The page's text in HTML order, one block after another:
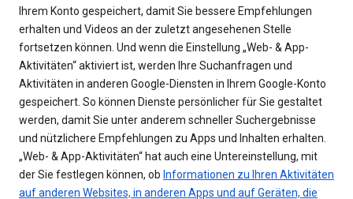
Ihrem Konto gespeichert, damit Sie bessere Empfehlungen
erhalten und Videos an der zuletzt angesehenen Stelle
fortsetzen können. Und wenn die Einstellung „Web- & App-
Aktivitäten“ aktiviert ist, werden Ihre Suchanfragen und
Aktivitäten in anderen Google-Diensten in Ihrem Google-Konto
gespeichert. So können Dienste persönlicher für Sie gestaltet
werden, damit Sie unter anderem schneller Suchergebnisse
und nützlichere Empfehlungen zu Apps und Inhalten erhalten.
„Web- & App-Aktivitäten“ hat auch eine Untereinstellung, mit
der Sie festlegen können, ob Informationen zu Ihren Aktivitäten
auf anderen Websites, in anderen Apps und auf Geräten, die